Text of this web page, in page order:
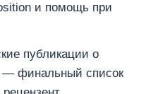
и помощь при
публикации о
— финальный список